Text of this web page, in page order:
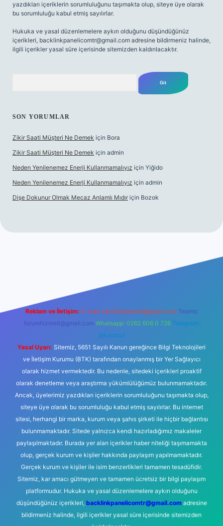
yazdıkları içeriklerin sorumluluğunu taşımakta olup, siteye üye olarak
bu sorumluluğu kabul etmiş sayılırlar.
Hukuka ve yasal düzenlemelere aykırı olduğunu düşündüğünüz
içerikleri, backlinkpanelicomtr@gmail.com adresine bildirmeniz halinde,
ilgili içerikler yasal süre içerisinde sitemizden kaldırılacaktır.
SON YORUMLAR
Zikir Saati Müşteri Ne Demek için Bora
Zikir Saati Müşteri Ne Demek için admin
Neden Yenilenemez Enerji Kullanmamalıyız için Yiğido
Neden Yenilenemez Enerji Kullanmamalıyız için admin
Dişe Dokunur Olmak Mecaz Anlamlı Mıdır için Bozok
Reklam ve İletişim: E-mail: backlinkpaneli@gmail.com Teams:
forumhizmeti@gmail.com Whatsapp: 0262 606 0 726 Telegram:
@karabul
Yasal Uyarı: Sitemiz, 5651 Sayılı Kanun gereğince Bilgi Teknolojileri
ve İletişim Kurumu (BTK) tarafından onaylanmış bir Yer Sağlayıcı
olarak hizmet vermektedir. Bu nedenle, sitedeki içerikleri proaktif
olarak denetleme veya araştırma yükümlülüğümüz bulunmamaktadır.
Ancak, üyelerimiz yazdıkları içeriklerin sorumluluğunu taşımakta olup,
siteye üye olarak bu sorumluluğu kabul etmiş sayılırlar. Bu internet
sitesi, herhangi bir marka, kurum veya şahıs şirketi ile hiçbir bağlantısı
bulunmamaktadır. Sitede yalnızca kendi hazırladığımız makaleler
paylaşılmaktadır. Burada yer alan içerikler haber niteliği taşımamakta
olup, gerçek kurum ve kişiler hakkında paylaşım yapılmamaktadır.
Gerçek kurum ve kişiler ile isim benzerlikleri tamamen tesadüfidir.
Sitemiz, kar amacı gütmeyen ve tamamen ücretsiz bir bilgi paylaşım
platformudur. Hukuka ve yasal düzenlemelere aykırı olduğunu
düşündüğünüz içerikleri, backlinkpanelicomtr@gmail.comadresine
bildirmeniz halinde, ilgili içerikler yasal süre içerisinde sitemizden